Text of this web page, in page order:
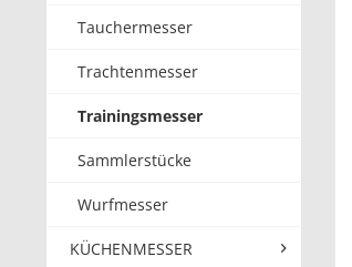
Tauchermesser
Trachtenmesser
Trainingsmesser
Sammlerstücke
Wurfmesser
KÜCHENMESSER